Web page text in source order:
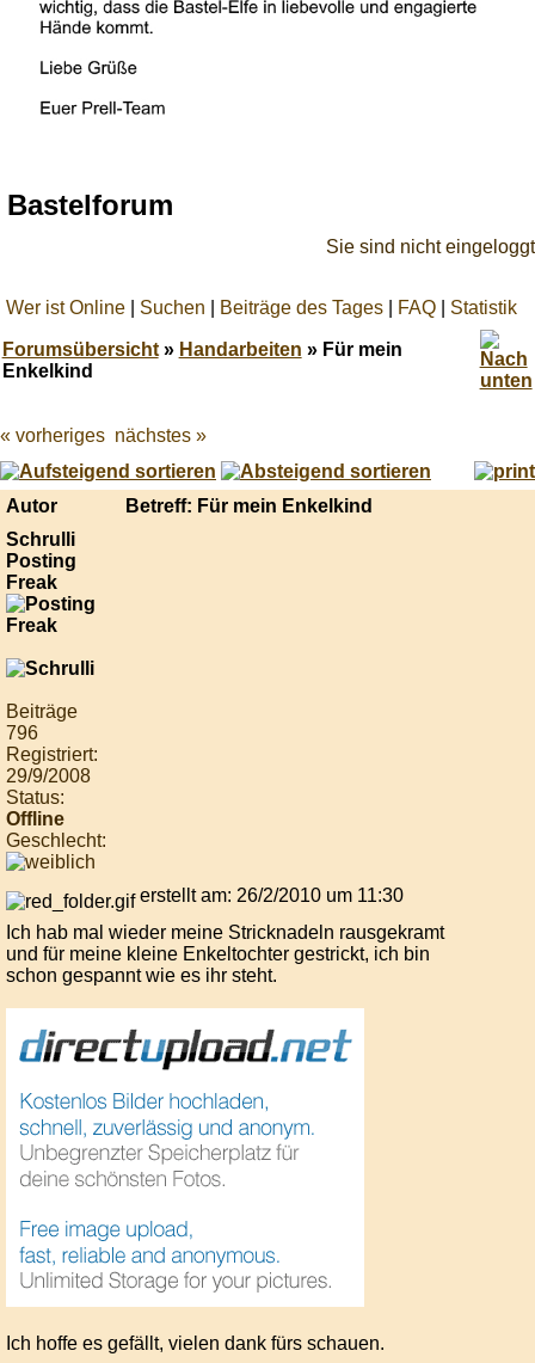
Bastelforum
Sie sind nicht eingeloggt
Wer ist Online Suchen Beiträge des Tages FAQ Statistik
Forumsübersicht» Handarbeiten » Für mein
Enkelkind
Best
online
live
casino
« vorheriges nächstes »
Autor
Betreff: Für mein Enkelkind
Schrulli
Posting
Freak
Beiträge
796
Registriert:
29/9/2008
Status:
Offline
Geschlecht:
erstellt am: 26/2/2010 um 11:30
Ich hab mal wieder meine Stricknadeln rausgekramt
und für meine kleine Enkeltochter gestrickt, ich bin
schon gespannt wie es ihr steht.
Ich hoffe es gefällt, vielen dank fürs schauen.